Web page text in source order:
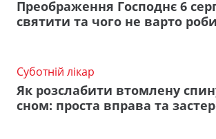
Преображення Господнє 6
святити та чого не варто
Суботній лікар
Як розслабити втомлену
сном: проста вправа та